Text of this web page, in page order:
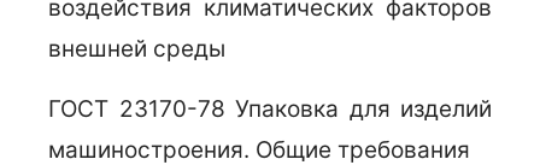
воздействия климатических факторов
внешней среды
ГОСТ 23170-78 Упаковка для изделий
машиностроения. Общие требования